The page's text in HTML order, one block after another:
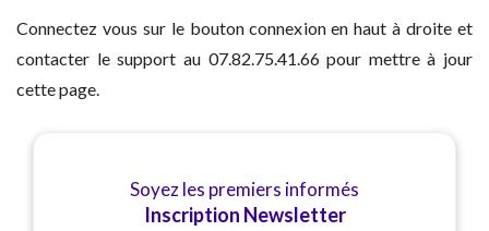
Connectez vous sur le bouton connexion en haut à droite et
contacter le support au 07.82.75.41.66 pour mettre à jour
cette page.
Soyez les premiers informés
Inscription Newsletter